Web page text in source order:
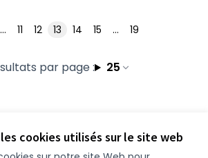
cookies utilisés sur le site web
par page : 25
… 11 12 13 14 15 … 19